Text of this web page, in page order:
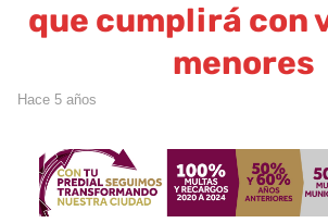
que cumplirá con
menores
hace 5 años